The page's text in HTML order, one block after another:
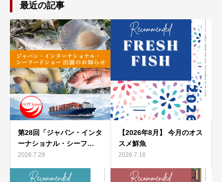
最近の記事
第28回「ジャパン・インタ
ーナショナル・シーフ…
2026.7.29
【2026年8月】 今月のオス
スメ鮮魚
2026.7.16